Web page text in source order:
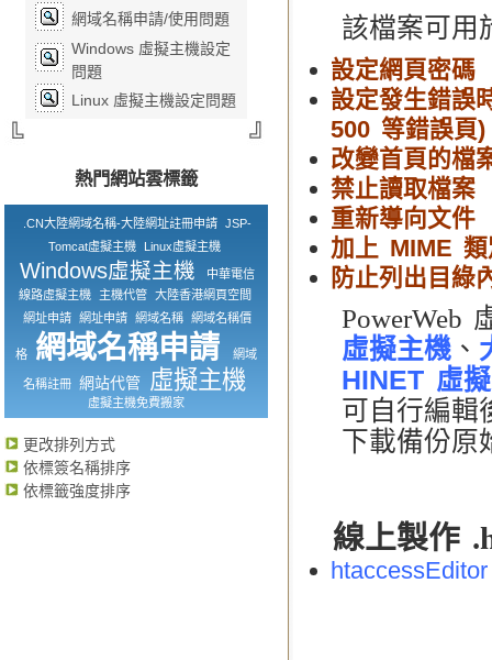
網域名稱申請/使用問題
Windows 虛擬主機設定
問題
Linux 虛擬主機設定問題
熱門網站雲標籤
.CN大陸網域名稱-大陸網址註冊申請 JSP-
Tomcat虛擬主機
Linux虛擬主機
Windows虛擬主機
中華電信
線路虛擬主機
主機代管 大陸香港網頁空間
網址申請 網址申請 網域名稱 網域名稱價
格 網域名稱申請 網域
名稱註冊 網站代管 虛擬主機
虛擬主機免費搬家
更改排列方式
依標簽名稱排序
依標籤強度排序
該檔案可用
設定網頁密碼
設定發生錯誤
500 等錯誤頁)
改變首頁的
禁止讀取檔案
重新導向文件
加上 MIME
防止列出目綠
PowerWeb
虛擬主機 、
HINET 虛
可自行編輯
下載備份原
線上製作
htaccessEditor